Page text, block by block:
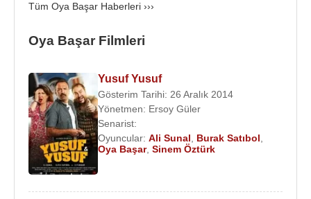
Filmin yaptığı “Roman Havası
Dinçöz, Erkan Şahin ve
Kemaloğlu
Boğaç Aksoy
Baltacı,Mehtap Ar ,Hakan Dülger,
Aygün ,Galip Erdal,Goncagül Narlı
gibi usta isimler yer alıyor.
Evlilikleri:
1. Evliliğini 1985 yılında
2000 yılında boşanmışlardır.
Tüm Oya Başar Haberleri ›››
Oya Başar Filmleri
Yusuf Yusuf
Gösterim Tarihi: 26 Aralık 2014
Yönetmen: Ersoy Güler
Senarist:
Oyuncular: Ali Sunal Burak Satıbol
Oya Başar, Sinem Öztürk